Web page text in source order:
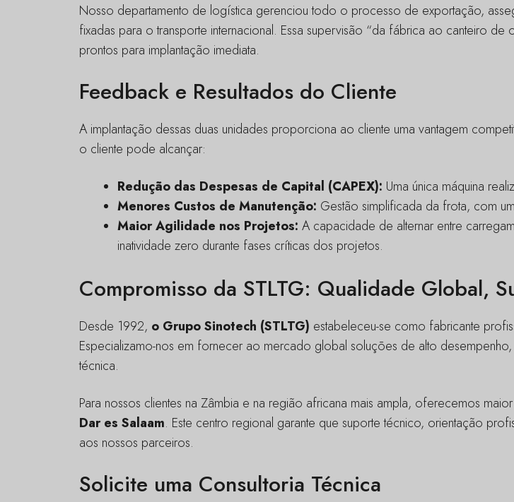
Nosso departamento de logística gerenciou todo o processo de exportação,
fixadas para o transporte internacional. Essa supervisão “da fábrica ao canteiro
prontos para implantação imediata.
Feedback e Resultados do Cliente
A implantação dessas duas unidades proporciona ao cliente uma vantagem
o cliente pode alcançar:
Redução das Despesas de Capital (CAPEX): Uma única máquina
Menores Custos de Manutenção: Gestão simplificada da frota, com
Maior Agilidade nos Projetos: A capacidade de alternar entre
inatividade zero durante fases críticas dos projetos.
Compromisso da STLTG: Qualidade Global,
Desde 1992, o Grupo Sinotech (STLTG) estabeleceu-se como fabricante
Especializamo-nos em fornecer ao mercado global soluções de alto
técnica.
Para nossos clientes na Zâmbia e na região africana mais ampla, oferecemos
Dar es Salaam. Este centro regional garante que suporte técnico, orientação
aos nossos parceiros.
Solicite uma Consultoria Técnica